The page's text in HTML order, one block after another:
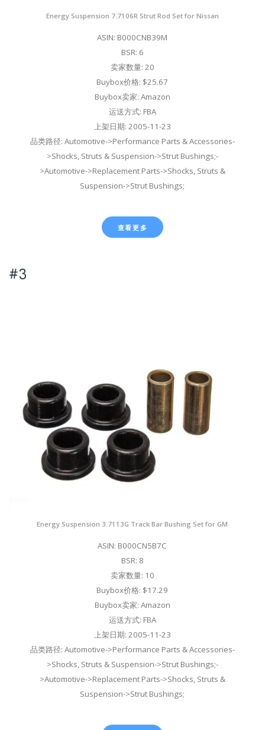
Energy Suspension 7.7106R Strut Rod Set for Nissan
ASIN: B000CNB39M
BSR: 6
卖家数量: 20
Buybox价格: $25.67
Buybox卖家: Amazon
运送方式: FBA
上架日期: 2005-11-23
品类路径: Automotive->Performance Parts & Accessories-
>Shocks, Struts & Suspension->Strut Bushings;-
>Automotive->Replacement Parts->Shocks, Struts &
Suspension->Strut Bushings;
查看更多
#3
Energy Suspension 3.7113G Track Bar Bushing Set for GM
ASIN: B000CN5B7C
BSR: 8
卖家数量: 10
Buybox价格: $17.29
Buybox卖家: Amazon
运送方式: FBA
上架日期: 2005-11-23
品类路径: Automotive->Performance Parts & Accessories-
>Shocks, Struts & Suspension->Strut Bushings;-
>Automotive->Replacement Parts->Shocks, Struts &
Suspension->Strut Bushings;